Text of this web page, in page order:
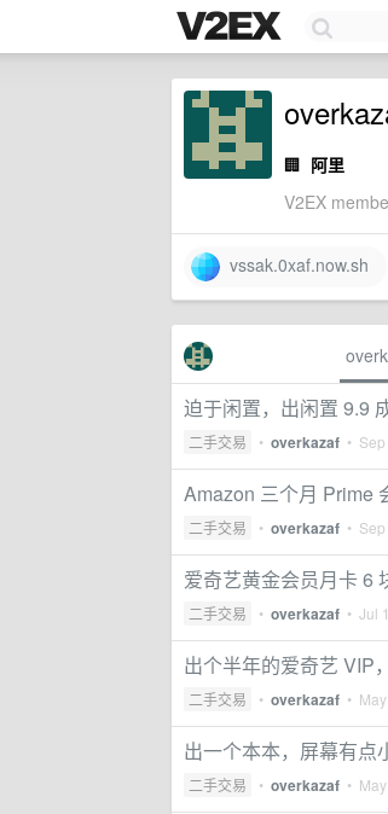
🏢 阿里
V2EX
vssak.0xaf.now.sh
迫于闲置，出闲置 9.9
二手交易 • overkazaf •
Amazon 三个月 Prime
二手交易 • overkazaf •
爱奇艺黄金会员月卡 6
二手交易 • overkazaf • Jul
出个半年的爱奇艺 VIP
二手交易 • overkazaf •
出一个本本，屏幕有点
二手交易 • overkazaf •